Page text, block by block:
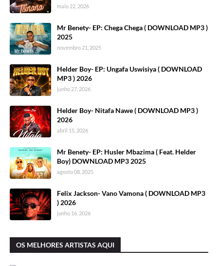
maio 22, 2026
Mr Benety- EP: Chega Chega ( DOWNLOAD MP3 )
2025
novembro 21, 2025
Helder Boy- EP: Ungafa Uswisiya ( DOWNLOAD
MP3 ) 2026
junho 27, 2026
Helder Boy- Nitafa Nawe ( DOWNLOAD MP3 )
2026
abril 15, 2026
Mr Benety- EP: Husler Mbazima ( Feat. Helder
Boy) DOWNLOAD MP3 2025
agosto 08, 2025
Felix Jackson- Vano Vamona ( DOWNLOAD MP3
) 2026
junho 16, 2026
OS MELHORES ARTISTAS AQUI